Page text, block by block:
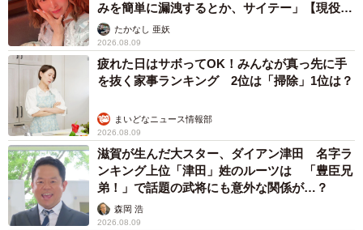
みを簡単に漏洩するとか、サイテー」【現役キ
ャストに取材】
たかなし 亜妖
2026.08.09
疲れた日はサボってOK！みんなが真っ先に手
を抜く家事ランキング 2位は「掃除」1位は？
まいどなニュース情報部
2026.08.09
滋賀が生んだ大スター、ダイアン津田 名字ラ
ンキング上位「津田」姓のルーツは 「豊臣兄
弟！」で話題の武将にも意外な関係が…？
森岡 浩
2026.08.09